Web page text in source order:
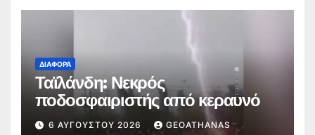
ΔΙΆΦΟΡΑ
Ταϊλάνδη: Νεκρός
ποδοσφαιριστής από κεραυνό
6 ΑΥΓΟΎΣΤΟΥ 2026 GEOATHANAS